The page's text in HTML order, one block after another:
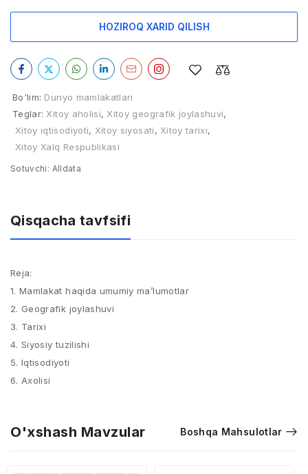
HOZIROQ XARID QILISH
Bo'lim: Dunyo mamlakatlari
Teglar: Xitoy aholisi, Xitoy geografik joylashuvi,
Xitoy iqtisodiyoti, Xitoy siyosati, Xitoy tarixi,
Xitoy Xalq Respublikasi
Sotuvchi: Alldata
Qisqacha tavfsifi
Reja:
1. Mamlakat haqida umumiy ma’lumotlar
2. Geografik joylashuvi
3. Tarixi
4. Siyosiy tuzilishi
5. Iqtisodiyoti
6. Axolisi
O'xshash Mavzular Boshqa Mahsulotlar